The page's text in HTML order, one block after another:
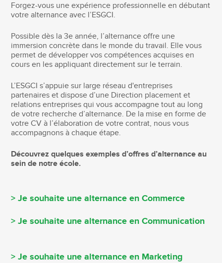
Forgez-vous une expérience professionnelle en débutant
votre alternance avec l’ESGCI.
Possible dès la 3e année, l’alternance offre une
immersion concrète dans le monde du travail. Elle vous
permet de développer vos compétences acquises en
cours en les appliquant directement sur le terrain.
L’ESGCI s’appuie sur large réseau d'entreprises
partenaires et dispose d’une Direction placement et
relations entreprises qui vous accompagne tout au long
de votre recherche d’alternance. De la mise en forme de
votre CV à l’élaboration de votre contrat, nous vous
accompagnons à chaque étape.
Découvrez quelques exemples d’offres d’alternance au
sein de notre école.
> Je souhaite une alternance en Commerce
> Je souhaite une alternance en Communication
> Je souhaite une alternance en Marketing